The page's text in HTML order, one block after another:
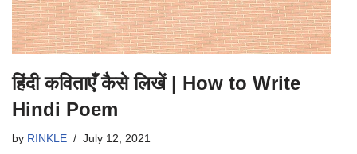
हिंदी कविताएँ कैसे लिखें | How to Write
Hindi Poem
by RINKLE July 12, 2021